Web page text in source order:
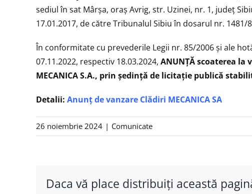
sediul în sat Mârșa, oraș Avrig, str. Uzinei, nr. 1, județ
17.01.2017, de către Tribunalul Sibiu în dosarul nr. 1481/
În conformitate cu prevederile Legii nr. 85/2006 şi ale
07.11.2022, respectiv 18.03.2024, ANUNŢĂ scoaterea
MECANICA S.A., prin ședință de licitaţie publică
Detalii: Anunț de vanzare Clădiri MECANICA SA
26 noiembrie 2024 | Comunicate
Daca vă place distribuiţi această